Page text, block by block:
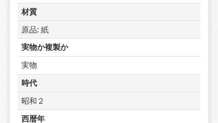
材質
原品: 紙
実物か複製か
実物
時代
昭和２
西暦年